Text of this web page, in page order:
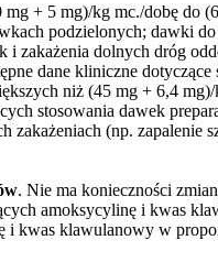
mg + 5 mg)/kg mc./dobę do
podzielonych; dawki
i zakażenia dolnych dróg
dane kliniczne
niż (45 mg + 6,4
stosowania dawek
(np. zapalenie
. Nie ma konieczności
amoksycylinę i kwas
i kwas klawulanowy w